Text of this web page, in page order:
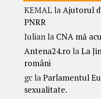
KEMAL laAjutorul
PNRR
Iulianla CNA mă
Antena24.ro laLa
români
gclaParlamentul
sexualitate.